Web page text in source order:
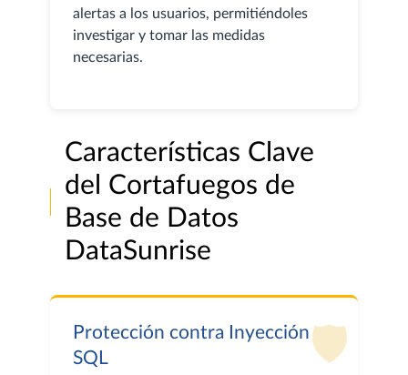
alertas a los usuarios, permitiéndoles
investigar y tomar las medidas
necesarias.
Características Clave
del Cortafuegos de
Base de Datos
DataSunrise
🛡️
Protección contra Inyección
SQL